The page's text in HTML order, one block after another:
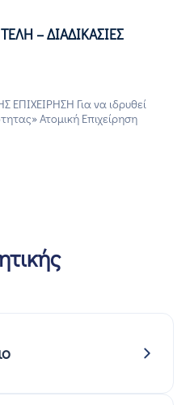
– ΔΙΑΔΙΚΑΣΙΕΣ
ΕΠΙΧΕΙΡΗΣΗ Για να ιδρυθεί
Ατομική Επιχείρηση